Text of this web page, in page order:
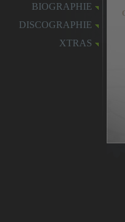
BIOGRAPHIE
DISCOGRAPHIE
XTRAS